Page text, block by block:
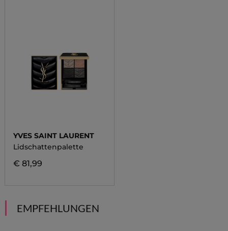
YVES SAINT LAURENT
Lidschattenpalette
€ 81,99
EMPFEHLUNGEN